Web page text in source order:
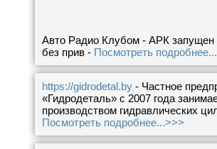
Авто Радио Клубом - АРК запущен
без прив - Посмотреть
https://gidrodetal.by - Частное
«Гидродеталь» с 2007 года
производством гидравлических
Посмотреть подробнее...>>>